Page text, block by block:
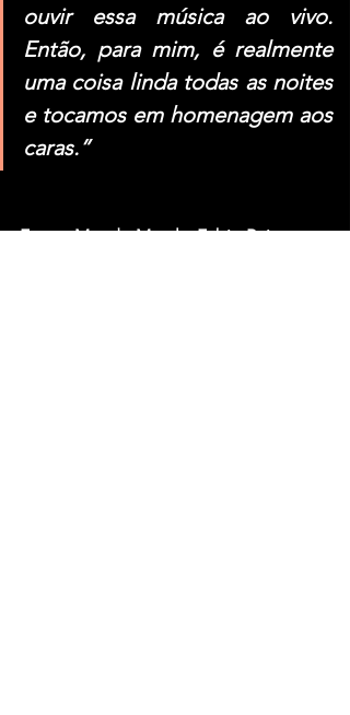
ouvir essa música ao vivo.
Então, para mim, é realmente
uma coisa linda todas as noites
e tocamos em homenagem aos
caras.”
Fonte: Mundo Metal – Fabio Reis